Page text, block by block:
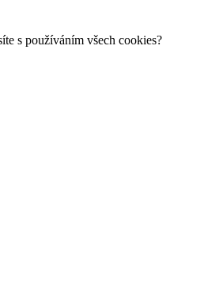
s používáním všech cookies?